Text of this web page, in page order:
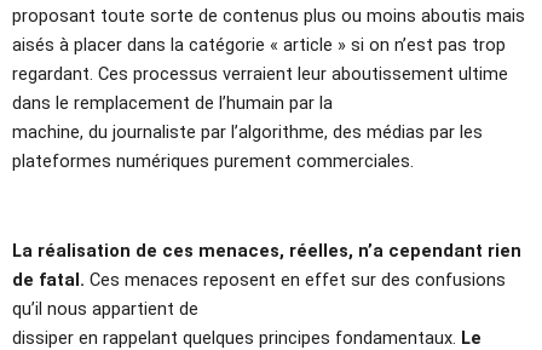
proposant toute sorte de contenus plus ou moins aboutis mais
aisés à placer dans la catégorie « article » si on n’est pas trop
regardant. Ces processus verraient leur aboutissement ultime
dans le remplacement de l’humain par la
machine, du journaliste par l’algorithme, des médias par les
plateformes numériques purement commerciales.
La réalisation de ces menaces, réelles, n’a cependant rien
de fatal. Ces menaces reposent en effet sur des confusions
qu’il nous appartient de
dissiper en rappelant quelques principes fondamentaux. Le